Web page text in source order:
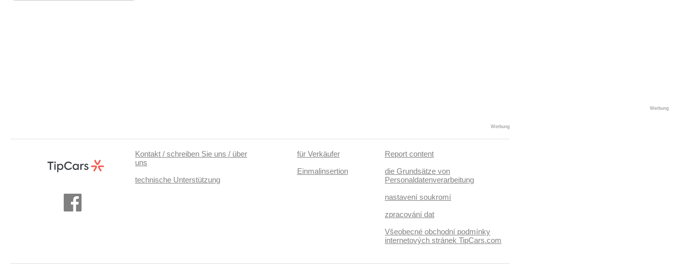
Werbung
Werbung
Kontakt / schreiben Sie uns / über
uns
technische Unterstützung
für Verkäufer
Einmalinsertion
Report content
die Grundsätze von
Personaldatenverarbeitung
nastavení soukromí
zpracování dat
Všeobecné obchodní podmínky
internetových stránek TipCars.com